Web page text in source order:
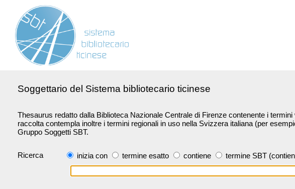
Soggettario del Sistema bibliotecario ticinese
Thesaurus redatto dalla Biblioteca Nazionale Centrale di Firenze contenente i
raccolta contempla inoltre i termini regionali in uso nella Svizzera italiana (per
Gruppo Soggetti SBT.
Ricerca inizia con termine esatto contiene termine SBT